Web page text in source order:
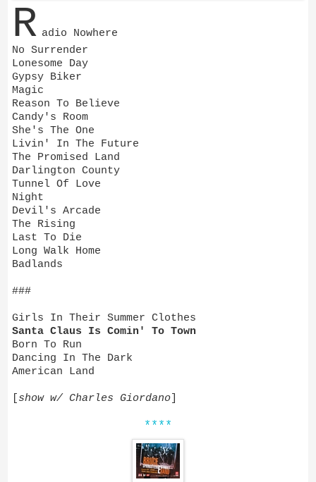
R adio Nowhere
No Surrender
Lonesome Day
Gypsy Biker
Magic
Reason To Believe
Candy's Room
She's The One
Livin' In The Future
The Promised Land
Darlington County
Tunnel Of Love
Night
Devil's Arcade
The Rising
Last To Die
Long Walk Home
Badlands
###
Girls In Their Summer Clothes
Santa Claus Is Comin' To Town
Born To Run
Dancing In The Dark
American Land
show w/ Charles Giordano
****